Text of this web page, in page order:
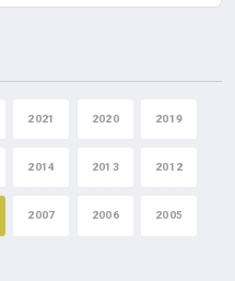
2021 2020 2019
2014 2013 2012
2007 2006 2005